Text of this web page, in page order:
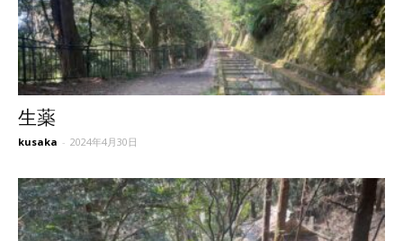
生薬
kusaka - 2024年4月30日